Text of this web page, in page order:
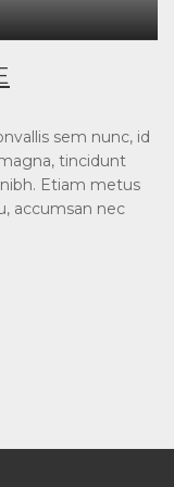
sem nunc, id
tincidunt
Etiam metus
accumsan nec